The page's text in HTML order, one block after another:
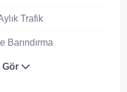
Trafik
Barındırma
Gör